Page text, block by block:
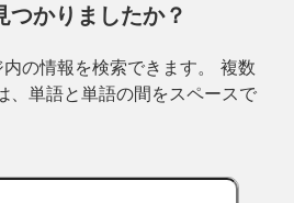
つかりましたか？
の情報を検索できます。 複数
、単語と単語の間をスペースで